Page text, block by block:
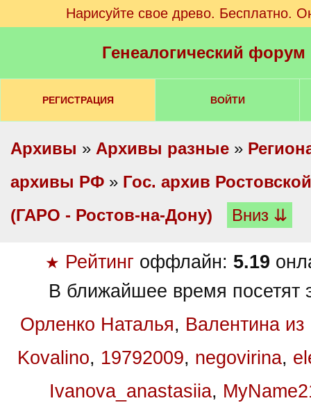
Нарисуйте свое древо. Бесплатно.
Генеалогический
РЕГИСТРАЦИЯ ВОЙТИ
Архивы » Архивы разные »
архивы РФ » Гос. архив
(ГАРО - Ростов-на-Дону)
Вниз ⇊
★ Рейтинг оффлайн: 5.19
В ближайшее время посетят
Орленко Наталья, Валентина из
Kovalino, 19792009, negovirina,
Ivanova_anastasiia,